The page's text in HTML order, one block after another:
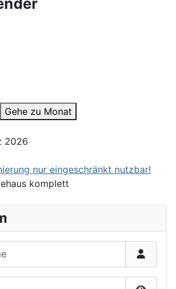
Gehe zu Monat
2026
nur eingeschränkt nutzbar!
komplett